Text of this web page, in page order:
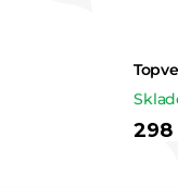
298